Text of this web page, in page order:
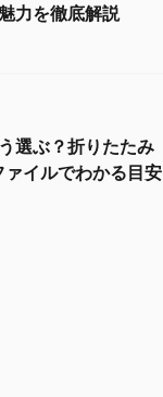
力を徹底解説
選ぶ？折りたたみ
イルでわかる目安